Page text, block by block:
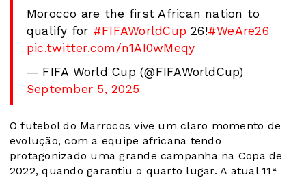
Morocco are the first African nation to
qualify for #FIFAWorldCup 26!#WeAre26
pic.twitter.com/n1AI0wMeqy
— FIFA World Cup (@FIFAWorldCup)
September 5, 2025
O futebol do Marrocos vive um claro momento de
evolução, com a equipe africana tendo
protagonizado uma grande campanha na Copa de
2022, quando garantiu o quarto lugar. A atual 11ª